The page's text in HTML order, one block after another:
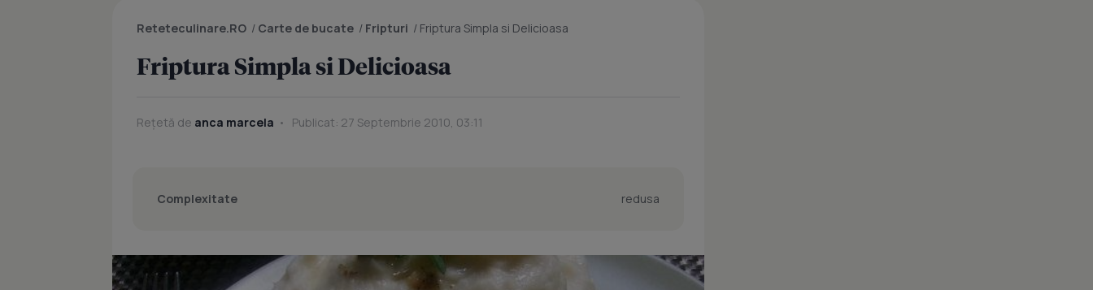
Reteteculinare.RO / Carte de bucate / Fripturi / Friptura Simpla si Delicioasa
Friptura Simpla si Delicioasa
Rețetă de anca marcela Publicat: 27 Septembrie 2010, 03:11
Complexitate redusa